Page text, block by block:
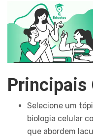
Principais
Selecione um
biologia celular
que abordem